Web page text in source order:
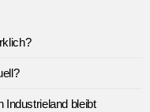
Industrieland bleibt